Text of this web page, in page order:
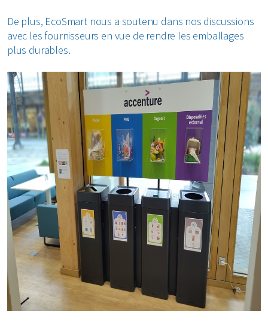
De plus, EcoSmart nous a soutenu dans nos discussions
avec les fournisseurs en vue de rendre les emballages
plus durables.